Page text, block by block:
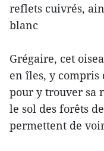
reflets cuivrés,
blanc
Grégaire, cet
en îles, y compris
pour y trouver sa
le sol des forêts
permettent de